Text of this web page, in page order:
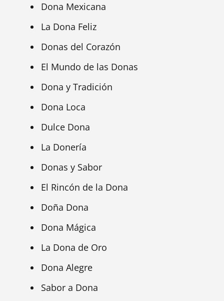
Dona Mexicana
La Dona Feliz
Donas del Corazón
El Mundo de las Donas
Dona y Tradición
Dona Loca
Dulce Dona
La Donería
Donas y Sabor
El Rincón de la Dona
Doña Dona
Dona Mágica
La Dona de Oro
Dona Alegre
Sabor a Dona